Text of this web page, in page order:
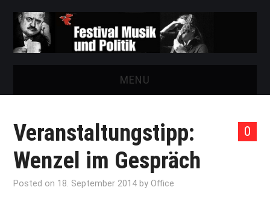
MENU
FESTIVAL
NEWS
0
Veranstaltungstipp:
Wenzel im Gespräch
Posted on 18. September 2014 byOffice